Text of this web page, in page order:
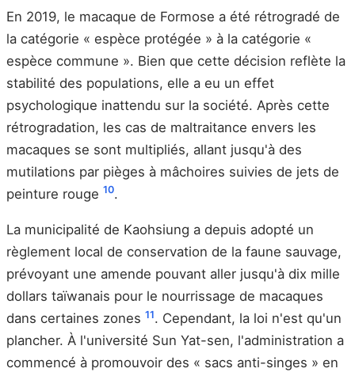
En 2019, le macaque de Formose a été rétrogradé de
la catégorie « espèce protégée » à la catégorie «
espèce commune ». Bien que cette décision reflète la
stabilité des populations, elle a eu un effet
psychologique inattendu sur la société. Après cette
rétrogradation, les cas de maltraitance envers les
macaques se sont multipliés, allant jusqu'à des
mutilations par pièges à mâchoires suivies de jets de
peinture rouge 10.
La municipalité de Kaohsiung a depuis adopté un
règlement local de conservation de la faune sauvage,
prévoyant une amende pouvant aller jusqu'à dix mille
dollars taïwanais pour le nourrissage de macaques
dans certaines zones 11. Cependant, la loi n'est qu'un
plancher. À l'université Sun Yat-sen, l'administration a
commencé à promouvoir des « sacs anti-singes » en